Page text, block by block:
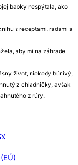
babky nespýtala, ako
s receptami, radami a
aby mi na záhrade
život, niekedy búrlivý,
z chladničky, avšak
z rúry.